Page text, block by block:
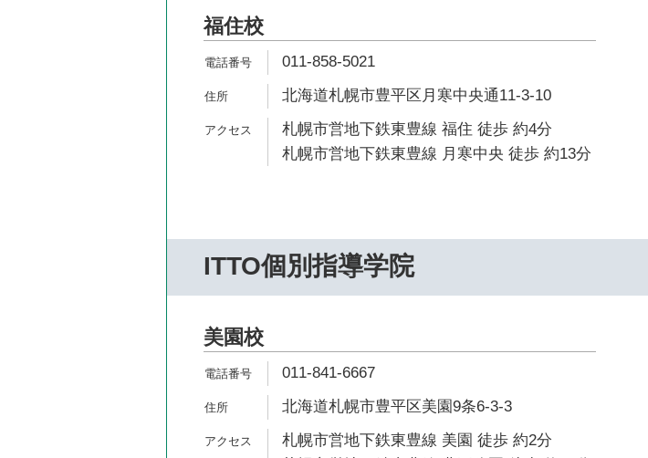
福住校
011-858-5021
北海道札幌市豊平区月寒中央通11-3-10
札幌市営地下鉄東豊線 福住 徒歩 約4分
札幌市営地下鉄東豊線 月寒中央 徒歩 約13分
ITTO個別指導学院
美園校
011-841-6667
北海道札幌市豊平区美園9条6-3-3
札幌市営地下鉄東豊線 美園 徒歩 約2分